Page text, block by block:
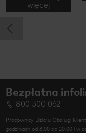
więcej
Bezpłatna
800 300 062
Pracownicy Działu Obsługi
godzinach od 8.00 do 20.00 i w